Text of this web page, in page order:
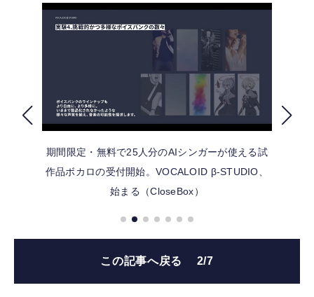
カルチャー
公式ストア
FOLLOW US
期間限定・無料で25人分のAIシンガーが使える試
作品ボカロの受付開始。VOCALOID β-STUDIO、
始まる（CloseBox）
この記事へ戻る 2/7